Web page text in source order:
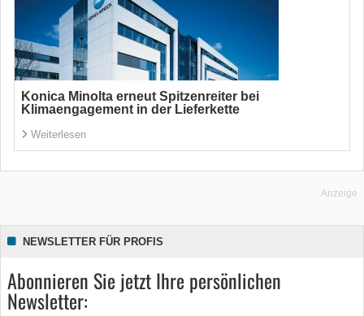
Konica Minolta erneut Spitzenreiter bei
Klimaengagement in der Lieferkette
Weiterlesen
Anzeige
NEWSLETTER FÜR PROFIS
Abonnieren Sie jetzt Ihre persönlichen
Newsletter: